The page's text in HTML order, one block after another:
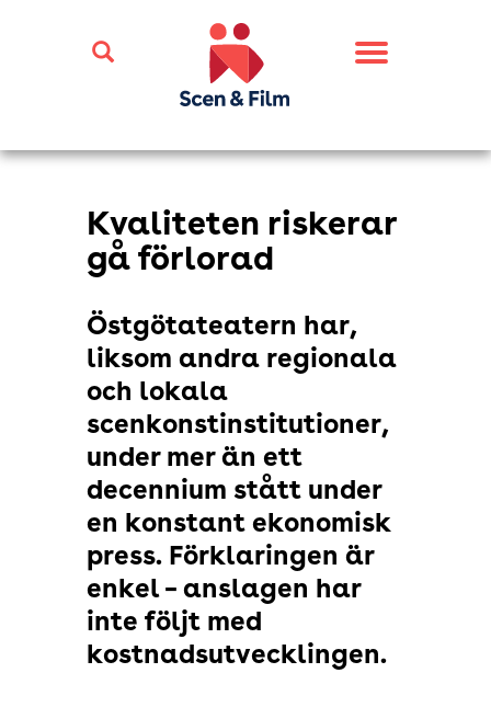
Toggle
Kvaliteten riskerar
gå förlorad
Östgötateatern har,
liksom andra regionala
och lokala
scenkonstinstitutioner,
under mer än ett
decennium stått under
en konstant ekonomisk
press. Förklaringen är
enkel – anslagen har
inte följt med
kostnadsutvecklingen.